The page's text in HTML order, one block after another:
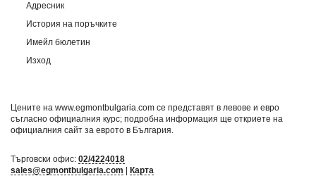
Адресник
История на поръчките
Имейл бюлетин
Изход
Цените на www.egmontbulgaria.com се представят в левове и евро
съгласно официалния курс; подробна информация ще откриете на
официалния сайт за еврото в България
Търговски офис: 02/4224018
sales@egmontbulgaria.com
Карта